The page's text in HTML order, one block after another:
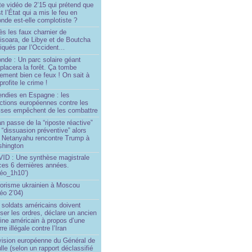
vidéo de 2’15 qui prétend que
l’État qui a mis le feu en
est-elle complotiste ?
les faux charnier de
de Libye et de Boutcha
par l’Occident...
: Un parc solaire géant
la forêt. Ça tombe
bien ce feux ! On sait à
le crime !
en Espagne : les
européennes contre les
empêchent de les combattre
passe de la “riposte réactive”
préventive” alors
Netanyahu rencontre Trump à
: Une synthèse magistrale
6 dernières années.
ukrainien à Moscou
2’04)
soldats américains doivent
les ordres, déclare un ancien
américain à propos d’une
illégale contre l’Iran
européenne du Général de
(selon un rapport déclassifié